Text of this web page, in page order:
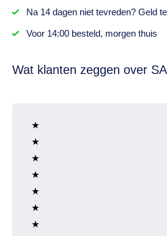
Na 14 dagenniet tevreden? Geld
Voor 14:00 besteld, morgen thuis
Wat klanten zeggen over